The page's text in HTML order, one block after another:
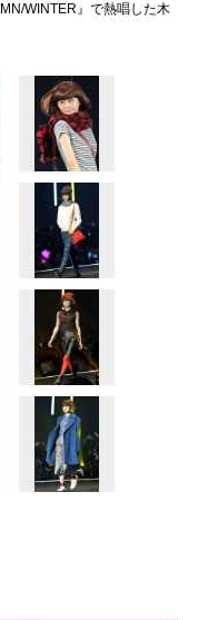
WINTER』で熱唱した木